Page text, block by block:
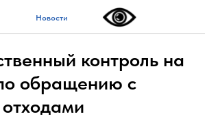
Новости
контроль на
обращению с